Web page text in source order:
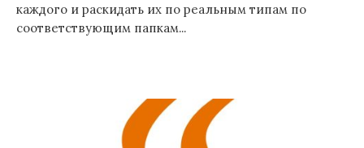
каждого и раскидать их по реальным типам по
соответствующим папкам...